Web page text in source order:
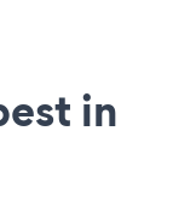
in